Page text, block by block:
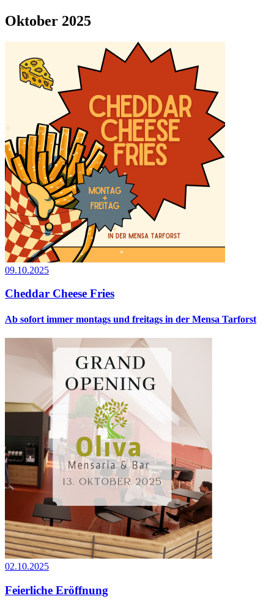
Oktober 2025
09.10.2025
Cheddar Cheese Fries
Ab sofort immer montags und freitags in der Mensa Tarforst
02.10.2025
Feierliche Eröffnung